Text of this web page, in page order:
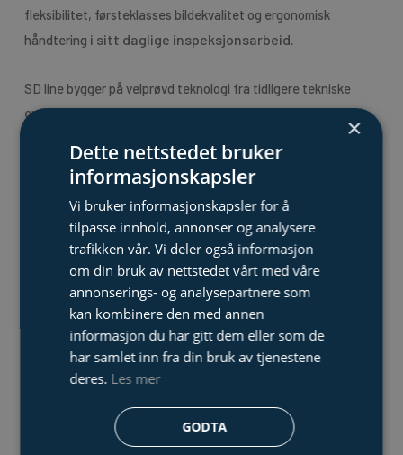
fleksibilitet, førsteklasses bildekvalitet og ergonomisk
håndtering i sitt daglige inspeksjonsarbeid.
SD line bygger på velprøvd teknologi fra tidligere tekniske
endoskoper fra KARL STORZ, og kombinerer dette med
moderne optikk og robuste industrielle løsninger for pålitelig
og dokumenterbar inspeksjon.
Et sentralt kjennetegn ved SD line er denroterbare
lysinngangen (opptil 340°) . Dette gir maksimal
fleksibilitet ved tilkobling av både stasjonære og
mobile lyskilder, og gjør det mulig å jobbe komfortabelt
og effektivt – uansett arbeidsstilling eller
inspeksjonsmiljø.
Kombinert med integrert fokuseringsfunksjon kan brukeren
raskt tilpasse skarpheten etter behov, noe som gir bedre
arbeidsflyt og høyere treffsikkerhet i inspeksjonen.
×
Dette nettstedet bruker
informasjonskapsler
Vi bruker informasjonskapsler for å
tilpasse innhold, annonser og analysere
trafikken vår. Vi deler også informasjon
om din bruk av nettstedet vårt med våre
annonserings- og analysepartnere som
kan kombinere den med annen
informasjon du har gitt dem eller som de
har samlet inn fra din bruk av tjenestene
deres. Les mer
GODTA